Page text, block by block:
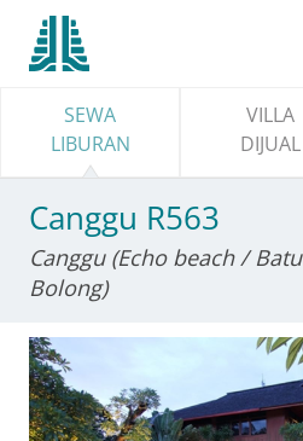
SEWA
LIBURAN
VILLA
DIJUAL
Canggu R563
Canggu (Echo beach / Batu
Bolong)